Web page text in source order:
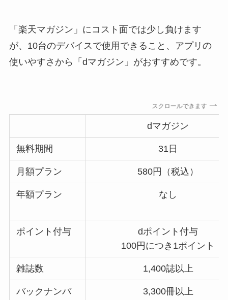
「楽天マガジン」にコスト面では少し負けます
が、10台のデバイスで使用できること、アプリの
使いやすさから「dマガジン」がおすすめです。
スクロールできます
dマガジン
無料期間 31日
月額プラン 580円（税込）
年額プラン なし
ポイント付与
dポイント付与
100円につき1ポイント
雑誌数 1,400誌以上
バックナンバ
3,300冊以上